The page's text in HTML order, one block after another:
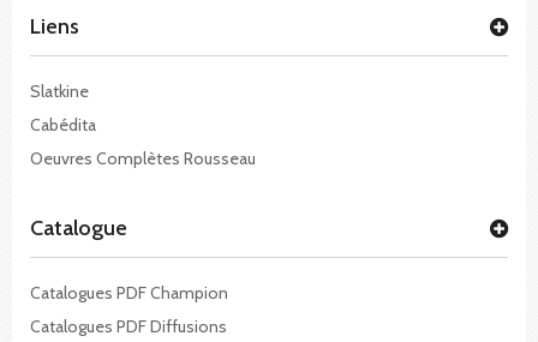
Liens
Slatkine
Cabédita
Oeuvres Complètes Rousseau
Catalogue
Catalogues PDF Champion
Catalogues PDF Diffusions